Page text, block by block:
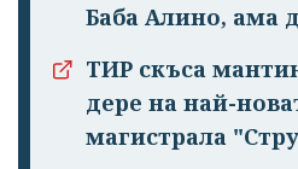
Баба Алино, ама
ТИР скъса
дере на най-
магистрала